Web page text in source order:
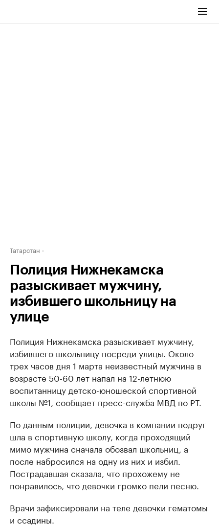
Татарстан
Полиция Нижнекамска
разыскивает мужчину,
избившего школьницу на
улице
Полиция Нижнекамска разыскивает мужчину,
избившего школьницу посреди улицы. Около
трех часов дня 1 марта неизвестный мужчина в
возрасте 50-60 лет напал на 12-летнюю
воспитанницу детско-юношеской спортивной
школы №1, сообщает пресс-служба МВД по РТ.
По данным полиции, девочка в компании подруг
шла в спортивную школу, когда проходящий
мимо мужчина сначала обозвал школьниц, а
после набросился на одну из них и избил.
Пострадавшая сказала, что прохожему не
понравилось, что девочки громко пели песню.
Врачи зафиксировали на теле девочки гематомы
и ссадины.